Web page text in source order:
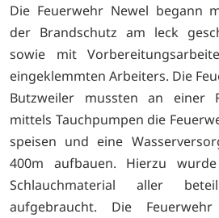
Die Feuerwehr Newel begann
der Brandschutz am leck
sowie mit
eingeklemmten Arbeiters. Die
Butzweiler mussten an einer
mittels Tauchpumpen die
speisen und eine
400m aufbauen. Hierzu
Schlauchmaterial aller
aufgebraucht. Die